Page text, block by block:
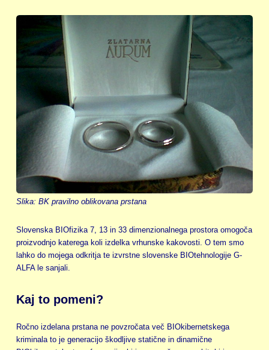
Slika: BK pravilno oblikovana prstana
Slovenska BIOfizika 7, 13 in 33 dimenzionalnega prostora omogoča
proizvodnjo katerega koli izdelka vrhunske kakovosti. O tem smo
lahko do mojega odkritja te izvrstne slovenske BIOtehnologije G-
ALFA le sanjali.
Kaj to pomeni?
Ročno izdelana prstana ne povzročata več BIOkibernetskega
kriminala to je generacijo škodljive statične in dinamične